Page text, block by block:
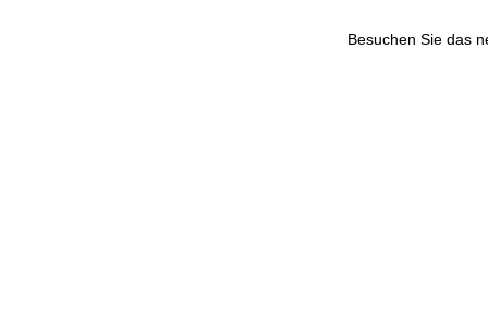
Besuchen Sie das